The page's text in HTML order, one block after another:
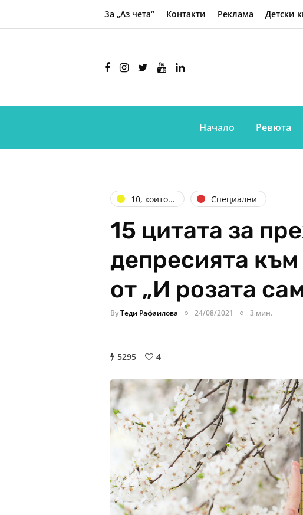
За „Аз чета“ Контакти Реклама Детски
Начало Ревюта
10, които... Специални
15 цитата за
депресията
от „И розата
ByТеди Рафаилова 24/08/2021 3 мин.
5295 4